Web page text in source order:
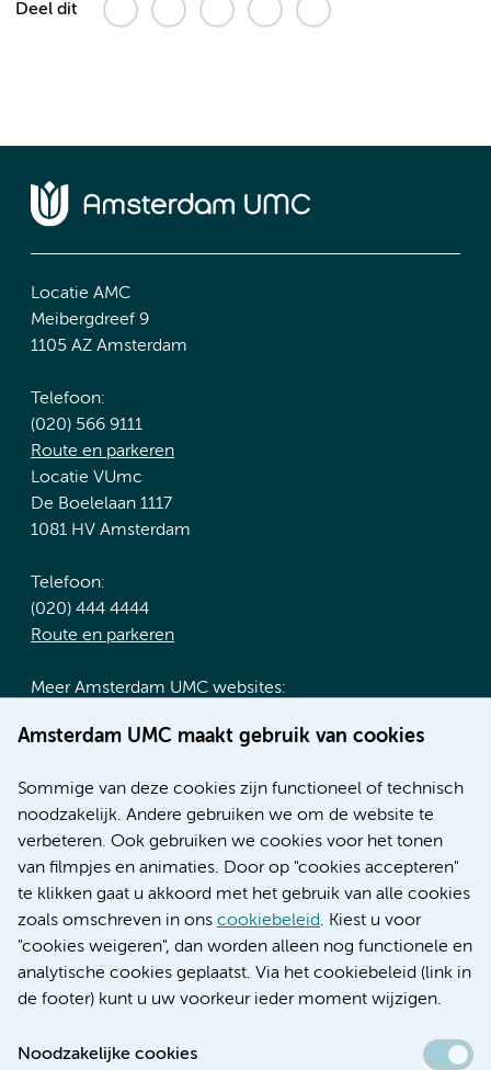
Deel dit
Amsterdam UMC maakt gebruik van cookies
Sommige van deze cookies zijn functioneel of technisch
noodzakelijk. Andere gebruiken we om de website te
verbeteren. Ook gebruiken we cookies voor het tonen
van filmpjes en animaties. Door op "cookies accepteren"
te klikken gaat u akkoord met het gebruik van alle cookies
zoals omschreven in ons cookiebeleid. Kiest u voor
"cookies weigeren", dan worden alleen nog functionele en
analytische cookies geplaatst. Via het cookiebeleid (link in
de footer) kunt u uw voorkeur ieder moment wijzigen.
Noodzakelijke cookies
Locatie AMC
Meibergdreef 9
1105 AZ Amsterdam
Telefoon:
(020) 566 9111
Route en parkeren
Locatie VUmc
De Boelelaan 1117
1081 HV Amsterdam
Telefoon:
(020) 444 4444
Route en parkeren
Meer Amsterdam UMC websites:
Werken bij Amsterdam UMC
Nieuws
Research
Educatie locatie AMC
Educatie locatie VUmc
Verwijzen & diagnostiek